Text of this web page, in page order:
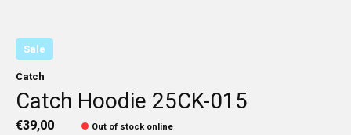
Sale
Catch
Catch Hoodie 25CK-015
€39,00
Out of stock online